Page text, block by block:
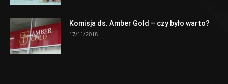
Komisja ds. Amber Gold – czy było warto?
17/11/2018